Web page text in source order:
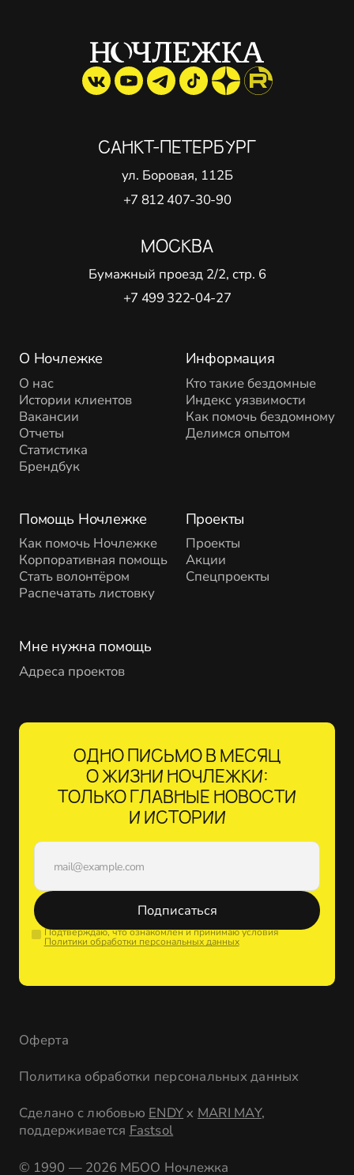
О Ночлежке
О нас
Истории клиентов
Вакансии
Отчеты
Статистика
Брендбук
Помощь Ночлежке
Как помочь Ночлежке
Корпоративная помощь
Стать волонтёром
Распечатать листовку
Проекты
Проекты
Акции
Спецпроекты
Информация
Кто такие бездомные
Индекс уязвимости
Как помочь бездомному
Делимся опытом
Мне нужна помощь
Адреса проектов
САНКТ-ПЕТЕРБУРГ
ул. Боровая, 112Б
+7 812 407-30-90
МОСКВА
Бумажный проезд 2/2, стр. 6
+7 499 322-04-27
ОДНО ПИСЬМО В МЕСЯЦ
О ЖИЗНИ НОЧЛЕЖКИ:
ТОЛЬКО ГЛАВНЫЕ НОВОСТИ
И ИСТОРИИ
Подписаться
Подтверждаю, что ознакомлен и принимаю условия
Политики обработки персональных данных
© 1990 — 2026 МБОО Ночлежка
Оферта
Политика обработки персональных данных
Сделано с любовью ENDYx MARI MAY,
поддерживается Fastsol